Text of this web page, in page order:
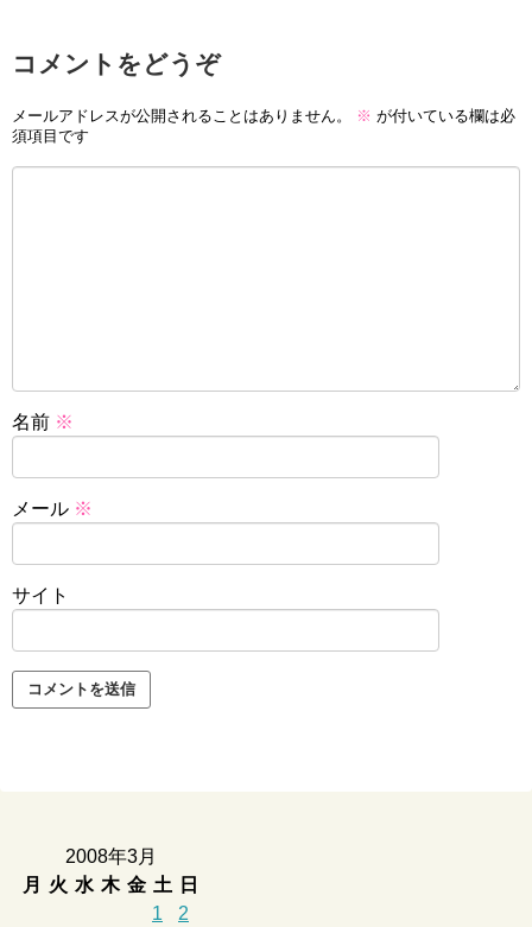
コメントをどうぞ
メールアドレスが公開されることはありません。 ※ が付いている欄は必
須項目です
名前 ※
メール ※
サイト
2008年3月
月
火 水 木 金 土
日
1
2